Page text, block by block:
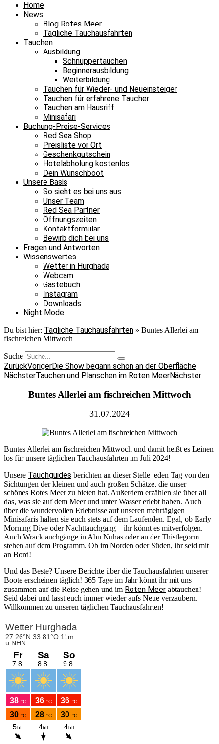
Home
News
Blog Rotes Meer
Tägliche Tauchausfahrten
Tauchen
Ausbildung
Schnuppertauchen
Beginnerausbildung
Weiterbildung
Tauchen für Wieder- und Neueinsteiger
Tauchen für erfahrene Taucher
Tauchen am Hausriff
Minisafari
Buchung-Preise-Services
Red Sea Shop
Preisliste vor Ort
Geschenkgutschein
Hotelabholung kostenlos
Dein Wunschboot
Unsere Basis
So sieht es bei uns aus
Unser Team
Red Sea Partner
Öffnungszeiten
Kontaktformular
Bewirb dich bei uns
Fragen und Antworten
Wissenswertes
Wetter in Hurghada
Webcam
Gästebuch
Instagram
Downloads
Night Mode
Du bist hier: Tägliche Tauchausfahrten » Buntes Allerlei am
fischreichen Mittwoch
Suche
ZurückVorigerDie Show begann schon an der Oberfläche
NächsterTauchen und Planschen im Roten MeerNächster
Buntes Allerlei am fischreichen Mittwoch
31.07.2024
Buntes Allerlei am fischreichen Mittwoch und damit heißt es Leinen
los für unsere täglichen Tauchausfahrten im Juli 2024!
Unsere Tauchguides berichten an dieser Stelle jeden Tag von den
Sichtungen der kleinen und auch großen Schätze, die unser
schönes Rotes Meer zu bieten hat. Außerdem erzählen sie über all
das, was sie auf dem Meer und unter Wasser erlebt haben. Auch
über die wundervollen Erlebnisse auf unseren mehrtägigen
Minisafaris halten sie euch stets auf dem Laufenden. Egal, ob Early
Morning Dive oder Nachttauchgang – ihr könnt es mitverfolgen.
Auch Wracktauchgänge in Abu Nuhas oder an der Thistlegorm
stehen auf dem Programm. Ob im Norden oder Süden, ihr seid mit
an Bord!
Und das Beste? Unsere Berichte über die Tauchausfahrten unserer
Boote erscheinen täglich! 365 Tage im Jahr könnt ihr mit uns
zusammen auf die Reise gehen und im Roten Meer abtauchen!
Seid dabei und lasst euch immer wieder aufs Neue verzaubern.
Willkommen zu unseren täglichen Tauchausfahrten!